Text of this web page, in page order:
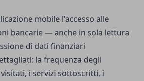
mobile l'accesso alle
bancarie — anche in sola lettura
di dati finanziari
la frequenza degli
i servizi sottoscritti, i